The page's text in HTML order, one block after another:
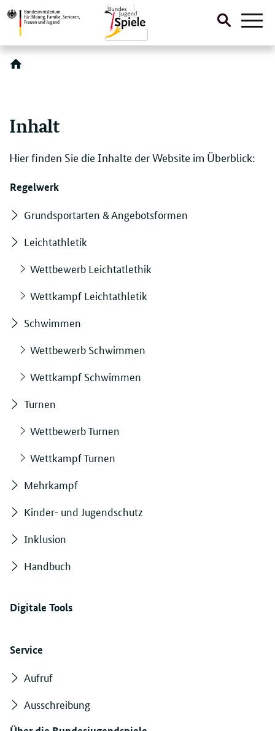
Direktlink:
Suche
Inhalt
Hier finden Sie die Inhalte der Website im Überblick:
Regelwerk
Grundsportarten & Angebotsformen
Leichtathletik
Wettbewerb Leichtatlethik
Wettkampf Leichtathletik
Schwimmen
Wettbewerb Schwimmen
Wettkampf Schwimmen
Turnen
Wettbewerb Turnen
Wettkampf Turnen
Mehrkampf
Kinder- und Jugendschutz
Inklusion
Handbuch
Digitale Tools
Service
Aufruf
Ausschreibung